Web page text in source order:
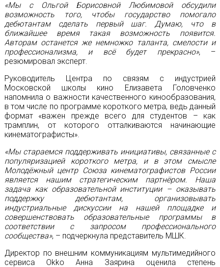
«Мы с Ольгой Борисовной Любимовой обсудили
возможность того, чтобы государство помогало
дебютантам сделать первый шаг. Думаю, что в
ближайшее время такая возможность появится.
Авторам останется же немножко таланта, смелости и
профессионализма, и всё будет прекрасно», –
резюмировал эксперт.
Руководитель Центра по связям с индустрией
Московской школы кино Елизавета Головченко
напомнила о важности качественного кинообразования,
в том числе по программе короткого метра, ведь данный
формат «важен прежде всего для студентов – как
трамплин, от которого отталкиваются начинающие
кинематографисты».
«Мы стараемся поддерживать инициативы, связанные с
популяризацией короткого метра, и в этом смысле
Молодёжный центр Союза кинематографистов России
является нашим стратегическим партнёром. Наша
задача как образовательной институции – оказывать
поддержку дебютантам, организовывать
индустриальные дискуссии на нашей площадке и
совершенствовать образовательные программы в
соответствии с запросом профессионального
сообщества», – подчеркнула представитель МШК.
Директор по внешним коммуникациям мультимедийного
сервиса Оkko Анна Заярина оценила степень